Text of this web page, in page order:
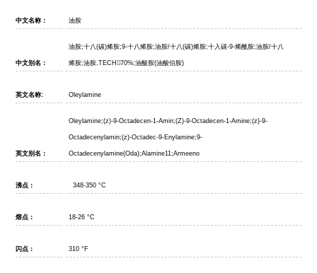
中文名称： 油胺
中文别名：
油胺;十八 (碳)烯胺;9-十八烯胺;油胺/十八 (碳)烯胺;十入碳-9-烯酰胺;油胺/十八
烯胺;油胺,TECH 70%;油酸胺(油酸伯胺)
英文名称: Oleylamine
英文别名：
Oleylamine;(z)-9-Octadecen-1-Amin;(Z)-9-Octadecen-1-Amine;(z)-9-
Octadecenylamin;(z)-Octadec-9-Enylamine;9-
Octadecenylamine(Oda);Alamine11;Armeeno
沸点： 348-350 °C
熔点： 18-26 °C
闪点： 310 ° F